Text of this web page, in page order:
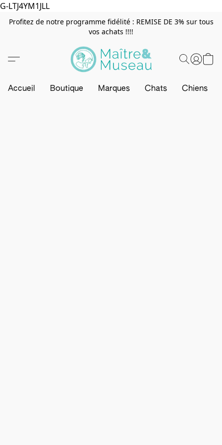
G-LTJ4YM1JLL
Profitez de notre programme fidélité : REMISE DE 3% sur tous
vos achats !!!!
Accueil Boutique Marques Chats Chiens